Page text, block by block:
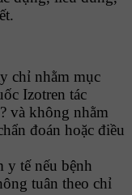
chỉ nhằm mục
Izotren tác
và không nhằm
đoán hoặc điều
y tế nếu bệnh
tuân theo chỉ